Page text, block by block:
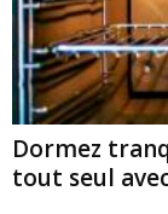
Dormez
tout seul